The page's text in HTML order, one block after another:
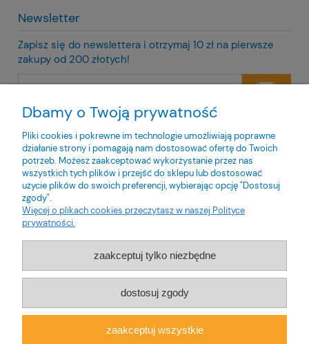
Newsletter
Zapisz się do newslettera i otrzymaj 10 zł na pierwsze
zakupy od 200 złotych!
Twoje dane będą przetwarzane zgodnie z nasząpolityką
prywatności
Pomoc
Moje konto
Dbamy o Twoją prywatność
Pliki cookies i pokrewne im technologie umożliwiają poprawne
działanie strony i pomagają nam dostosować ofertę do Twoich
potrzeb. Możesz zaakceptować wykorzystanie przez nas
wszystkich tych plików i przejść do sklepu lub dostosować
użycie plików do swoich preferencji, wybierając opcję "Dostosuj
zgody".
Więcej o plikach cookies przeczytasz w naszej Polityce
prywatności.
zaakceptuj tylko niezbędne
dostosuj zgody
zaakceptuj wszystkie